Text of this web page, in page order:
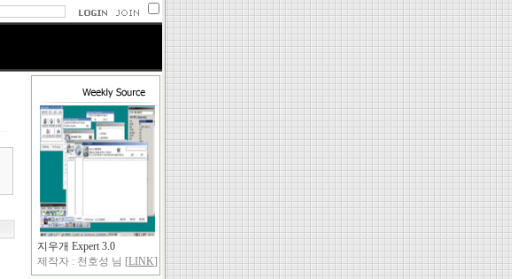
지우개 Expert 3.0
제작자 : 천호성 님 [LINK]